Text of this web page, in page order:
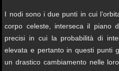
I nodi sono i due punti in cui
corpo celeste, interseca il piano
precisi in cui la probabilità di
elevata e pertanto in questi punti
un drastico cambiamento nelle